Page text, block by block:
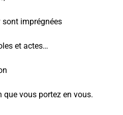
imprégnées
et actes…
que vous portez en vous.